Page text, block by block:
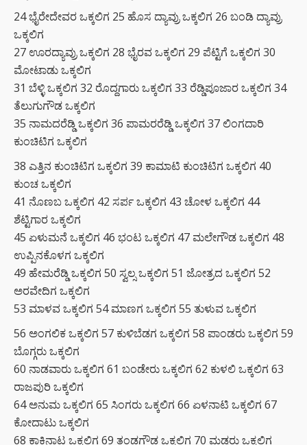
24 ಭೈರೇದೇವರ ಒಕ್ಕಲಿಗ 25 ಹೊಸ ದ್ಯಾವ್ರು ಒಕ್ಕಲಿಗ 26 ಬಂಡಿ ದ್ಯಾವ್ರು
ಒಕ್ಕಲಿಗ
27 ಊರದ್ಯಾವ್ರು ಒಕ್ಕಲಿಗ 28 ಭೈರವ ಒಕ್ಕಲಿಗ 29 ಪೆಟ್ಟಿಗೆ ಒಕ್ಕಲಿಗ 30
ಮೋಟಾಡು ಒಕ್ಕಲಿಗ
31 ಬೆಳ್ಳಿ ಒಕ್ಕಲಿಗ 32 ರೊದ್ದಗಾರು ಒಕ್ಕಲಿಗ 33 ರೆಡ್ಡಿಪೂಜಾರ ಒಕ್ಕಲಿಗ 34
ತೆಲುಗುಗೌಡ ಒಕ್ಕಲಿಗ
35 ನಾಮದರೆಡ್ಡಿ ಒಕ್ಕಲಿಗ 36 ಪಾಮರರೆಡ್ಡಿ ಒಕ್ಕಲಿಗ 37 ಲಿಂಗದಾರಿ
ಕುಂಚಿಟಿಗ ಒಕ್ಕಲಿಗ
38 ಎತ್ತಿನ ಕುಂಚಿಟಿಗ ಒಕ್ಕಲಿಗ 39 ಕಾಮಾಟಿ ಕುಂಚಿಟಿಗ ಒಕ್ಕಲಿಗ 40
ಕುಂಚ ಒಕ್ಕಲಿಗ
41 ನೊಣಬ ಒಕ್ಕಲಿಗ 42 ಸರ್ಪ ಒಕ್ಕಲಿಗ 43 ಚೋಳ ಒಕ್ಕಲಿಗ 44
ಶೆಟ್ಟಿಗಾರ ಒಕ್ಕಲಿಗ
45 ಏಳುಮನೆ ಒಕ್ಕಲಿಗ 46 ಭಂಟ ಒಕ್ಕಲಿಗ 47 ಮಲೇಗೌಡ ಒಕ್ಕಲಿಗ 48
ಉಪ್ಪಿನಕೊಳಗ ಒಕ್ಕಲಿಗ
49 ಹೇಮರೆಡ್ಡಿ ಒಕ್ಕಲಿಗ 50 ಸ್ವಲ್ಸ ಒಕ್ಕಲಿಗ 51 ಜೋತ್ರದ ಒಕ್ಕಲಿಗ 52
ಅರವೇದಿಗ ಒಕ್ಕಲಿಗ
53 ಮಾಳವ ಒಕ್ಕಲಿಗ 54 ಮಾಣಗ ಒಕ್ಕಲಿಗ 55 ತುಳುವ ಒಕ್ಕಲಿಗ
56 ಅಂಗಲಿಕ ಒಕ್ಕಲಿಗ 57 ಕುಳಿಬೆಡಗ ಒಕ್ಕಲಿಗ 58 ಪಾಂಡರು ಒಕ್ಕಲಿಗ 59
ಬೊಗ್ಗರು ಒಕ್ಕಲಿಗ
60 ನಾಡವಾರು ಒಕ್ಕಲಿಗ 61 ಬಂಡೇರು ಒಕ್ಕಲಿಗ 62 ಕುಳಲಿ ಒಕ್ಕಲಿಗ 63
ರಾಜಪುರಿ ಒಕ್ಕಲಿಗ
64 ಅನುಮ ಒಕ್ಕಲಿಗ 65 ಸಿಂಗರು ಒಕ್ಕಲಿಗ 66 ಏಳನಾಟಿ ಒಕ್ಕಲಿಗ 67
ಕೋದಾಟು ಒಕ್ಕಲಿಗ
68 ಕಾಕಿನಾಟ ಒಕ್ಕಲಿಗ 69 ತಂಡಗೌಡ ಒಕ್ಕಲಿಗ 70 ಮಡ್ಡರು ಒಕ್ಕಲಿಗ